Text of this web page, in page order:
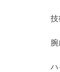
技
ハ